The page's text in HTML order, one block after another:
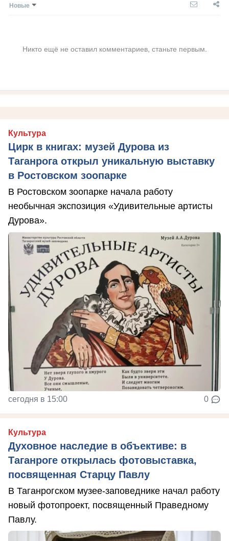
Новые
Никто ещё не оставил комментариев, станьте первым.
Культура
Цирк в книгах: музей Дурова из
Таганрога открыл уникальную выставку
в Ростовском зоопарке
В Ростовском зоопарке начала работу
необычная экспозиция «Удивительные артисты
Дурова».
сегодня в 15:00 0
Культура
Духовное наследие в объективе: в
Таганроге открылась фотовыставка,
посвященная Старцу Павлу
В Таганрогском музее-заповеднике начал работу
новый фотопроект, посвященный Праведному
Павлу.